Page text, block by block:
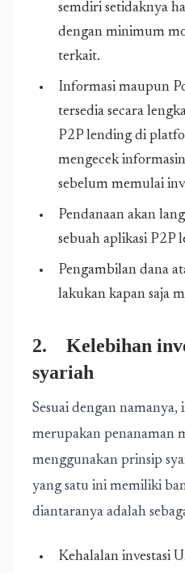
semdiri setidaknya
dengan minimum
terkait.
Informasi maupun
tersedia secara
P2P lending di
mengecek
sebelum memulai
Pendanaan akan
sebuah aplikasi P2P
Pengambilan dana
lakukan kapan saja
2. Kelebihan
syariah
Sesuai dengan namanya,
merupakan penanaman
menggunakan prinsip
yang satu ini memiliki
diantaranya adalah
Kehalalan investasi